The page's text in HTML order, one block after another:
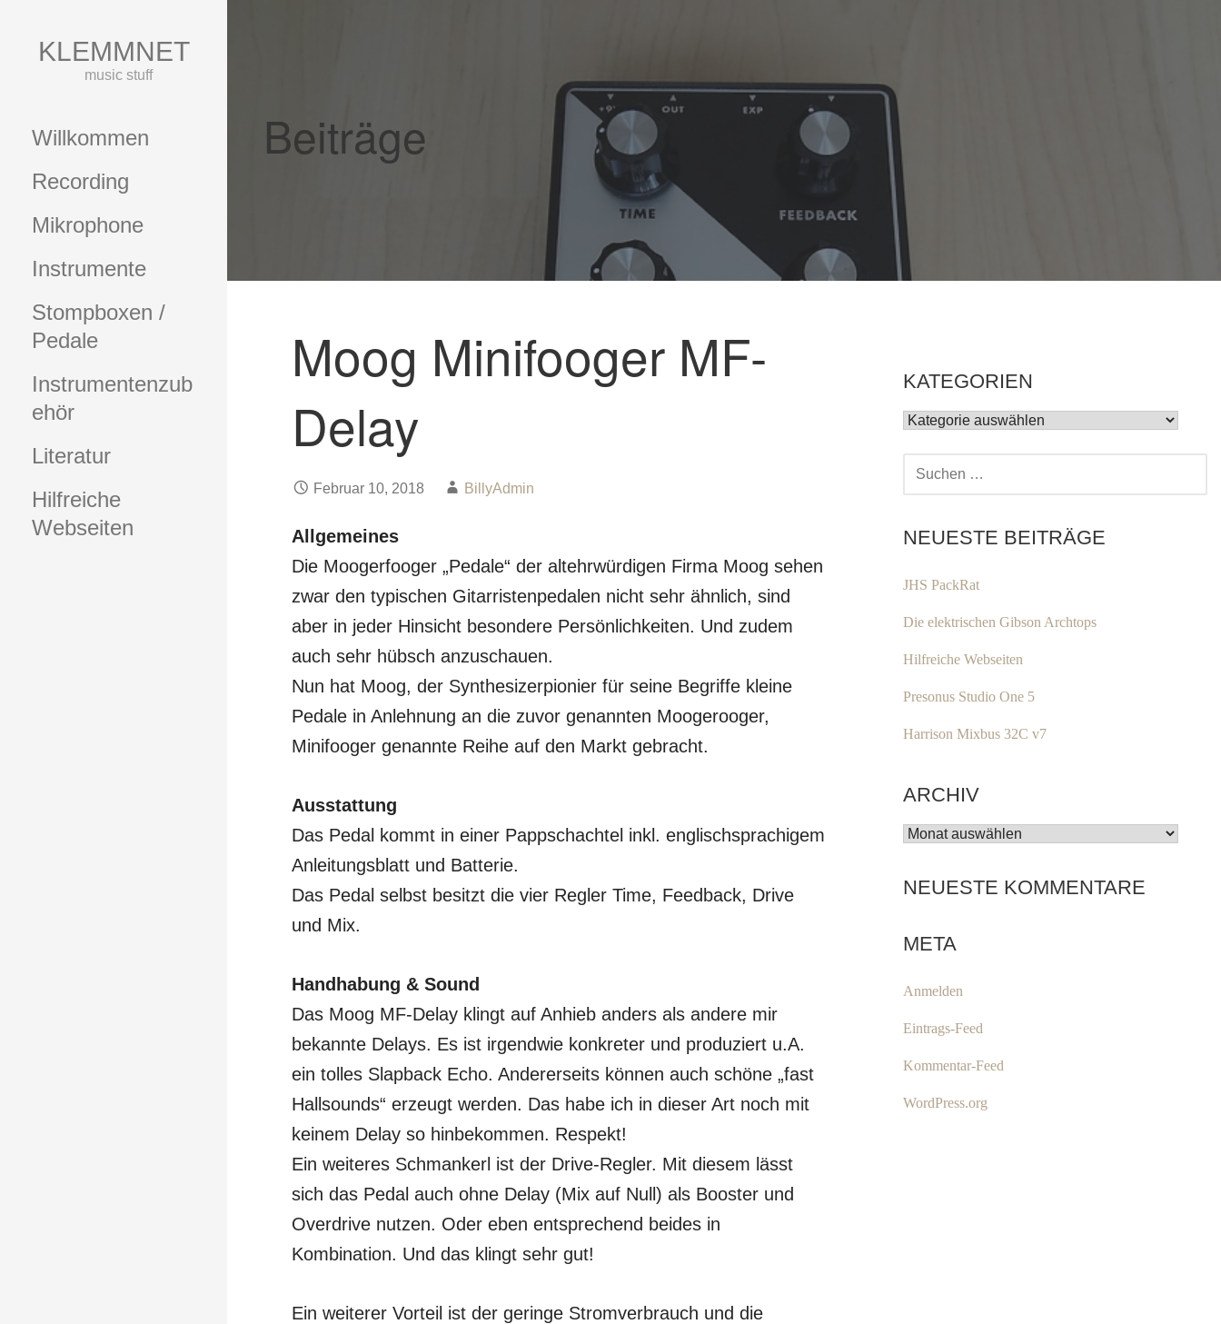
KLEMMNET
music stuff
Willkommen
Recording
Mikrophone
Instrumente
Stompboxen /
Pedale
Instrumentenzub
ehör
Literatur
Hilfreiche
Webseiten
Beiträge
Moog Minifooger MF-
Delay
Februar 10, 2018 BillyAdmin
Allgemeines
Die Moogerfooger „Pedale“ der altehrwürdigen Firma Moog sehen
zwar den typischen Gitarristenpedalen nicht sehr ähnlich, sind
aber in jeder Hinsicht besondere Persönlichkeiten. Und zudem
auch sehr hübsch anzuschauen.
Nun hat Moog, der Synthesizerpionier für seine Begriffe kleine
Pedale in Anlehnung an die zuvor genannten Moogerooger,
Minifooger genannte Reihe auf den Markt gebracht.
Ausstattung
Das Pedal kommt in einer Pappschachtel inkl. englischsprachigem
Anleitungsblatt und Batterie.
Das Pedal selbst besitzt die vier Regler Time, Feedback, Drive
und Mix.
Handhabung & Sound
Das Moog MF-Delay klingt auf Anhieb anders als andere mir
bekannte Delays. Es ist irgendwie konkreter und produziert u.A.
ein tolles Slapback Echo. Andererseits können auch schöne „fast
Hallsounds“ erzeugt werden. Das habe ich in dieser Art noch mit
keinem Delay so hinbekommen. Respekt!
Ein weiteres Schmankerl ist der Drive-Regler. Mit diesem lässt
sich das Pedal auch ohne Delay (Mix auf Null) als Booster und
Overdrive nutzen. Oder eben entsprechend beides in
Kombination. Und das klingt sehr gut!
Ein weiterer Vorteil ist der geringe Stromverbrauch und die
KATEGORIEN
KATEGORIEN
NEUESTE BEITRÄGE
JHS PackRat
Die elektrischen Gibson Archtops
Hilfreiche Webseiten
Presonus Studio One 5
Harrison Mixbus 32C v7
ARCHIV
ARCHIV
NEUESTE KOMMENTARE
META
Anmelden
Eintrags-Feed
Kommentar-Feed
WordPress.org